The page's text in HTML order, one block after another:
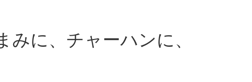
みに、チャーハンに、